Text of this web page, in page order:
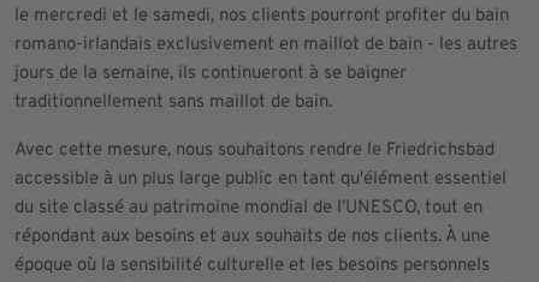
le mercredi et le samedi, nos clients pourront profiter du bain
romano-irlandais exclusivement en maillot de bain - les autres
jours de la semaine, ils continueront à se baigner
traditionnellement sans maillot de bain.
Avec cette mesure, nous souhaitons rendre le Friedrichsbad
accessible à un plus large public en tant qu'élément essentiel
du site classé au patrimoine mondial de l'UNESCO, tout en
répondant aux besoins et aux souhaits de nos clients. À une
époque où la sensibilité culturelle et les besoins personnels